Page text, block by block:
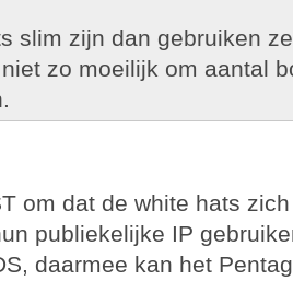
slim zijn dan gebruiken
zo moeilijk om aantal
om dat de white hats
publiekelijke IP
daarmee kan het